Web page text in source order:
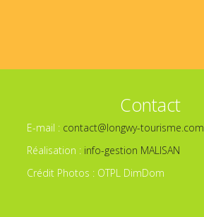
Contact
E-mail : contact@longwy-tourisme.com
Réalisation : info-gestion MALISAN
Crédit Photos : OTPL DimDom